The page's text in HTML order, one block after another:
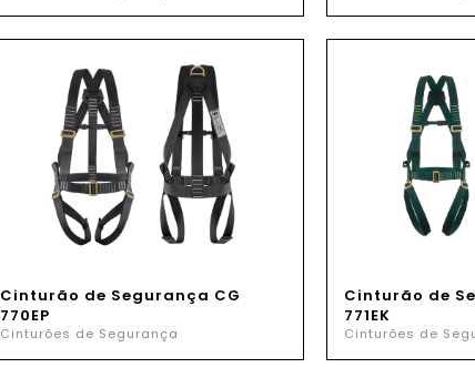
Cinturão de Segurança CG
770EP
Cinturões de Segurança
Cinturão de
771EK
Cinturões de